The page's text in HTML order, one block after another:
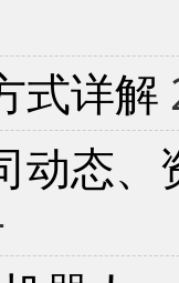
式详解
动态